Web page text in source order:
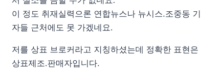
이 정도 취재실력으론 연합뉴스나 뉴시스.조중동 기
자들 근처에도 못 가겠네요.
저를 상표 브로커라고 지칭하셨는데 정확한 표현은
상표제조.판매자입니다.